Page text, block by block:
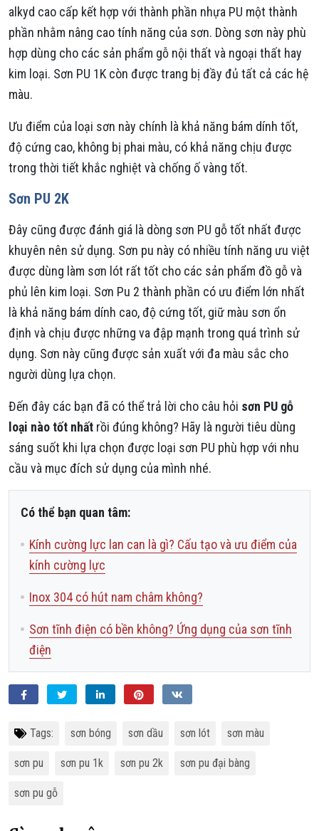
alkyd cao cấp kết hợp với thành phần nhựa PU một thành
phần nhằm nâng cao tính năng của sơn. Dòng sơn này phù
hợp dùng cho các sản phẩm gỗ nội thất và ngoại thất hay
kim loại. Sơn PU 1K còn được trang bị đầy đủ tất cả các hệ
màu.
Ưu điểm của loại sơn này chính là khả năng bám dính tốt,
độ cứng cao, không bị phai màu, có khả năng chịu được
trong thời tiết khắc nghiệt và chống ố vàng tốt.
Sơn PU 2K
Đây cũng được đánh giá là dòng sơn PU gỗ tốt nhất được
khuyên nên sử dụng. Sơn pu này có nhiều tính năng ưu việt
được dùng làm sơn lót rất tốt cho các sản phẩm đồ gỗ và
phủ lên kim loại. Sơn Pu 2 thành phần có ưu điểm lớn nhất
là khả năng bám dính cao, độ cứng tốt, giữ màu sơn ổn
định và chịu được những va đập mạnh trong quá trình sử
dụng. Sơn này cũng được sản xuất với đa màu sắc cho
người dùng lựa chọn.
Đến đây các bạn đã có thể trả lời cho câu hỏi sơn PU gỗ
loại nào tốt nhất rồi đúng không? Hãy là người tiêu dùng
sáng suốt khi lựa chọn được loại sơn PU phù hợp với nhu
cầu và mục đích sử dụng của mình nhé.
Có thể bạn quan tâm:
Kính cường lực lan can là gì? Cấu tạo và ưu điểm của
kính cường lực
Inox 304 có hút nam châm không?
Sơn tĩnh điện có bền không? Ứng dụng của sơn tĩnh
điện
FacebookTwitter LinkedIn Pinterest
Tags: sơn bóng sơn dầu sơn lót sơn màu
sơn pu sơn pu 1k sơn pu 2k sơn pu đại bàng
sơn pu gỗ